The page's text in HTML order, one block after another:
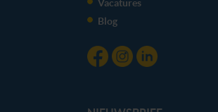
Vacatures
Blog